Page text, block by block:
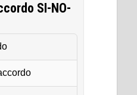
SI-NO-